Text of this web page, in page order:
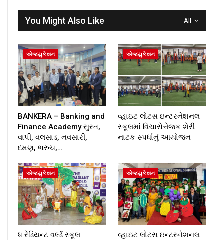
All
You Might Also Like
એજ્યુકેશન
BANKERA – Banking and
Finance Academy સુરત,
વાપી, વલસાડ, નવસારી,
દમણ, ભરુચ,…
એજ્યુકેશન
વ્હાઇટ લોટસ ઇન્ટરનેશનલ
સ્કૂલમાં વિચારોત્તેજક શેરી
નાટક સ્પર્ધાનું આયોજન
એજ્યુકેશન
ધ રેડિયન્ટ વર્લ્ડ સ્કૂલ
એજ્યુકેશન
વ્હાઇટ લોટસ ઇન્ટરનેશનલ